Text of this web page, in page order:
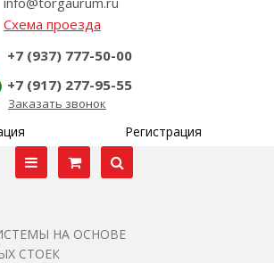
Схема проезда
+7 (937) 777-50-00
+7 (917) 277-95-55
Заказать звонок
Регистрация
НА ОСНОВЕ
СТОЕК